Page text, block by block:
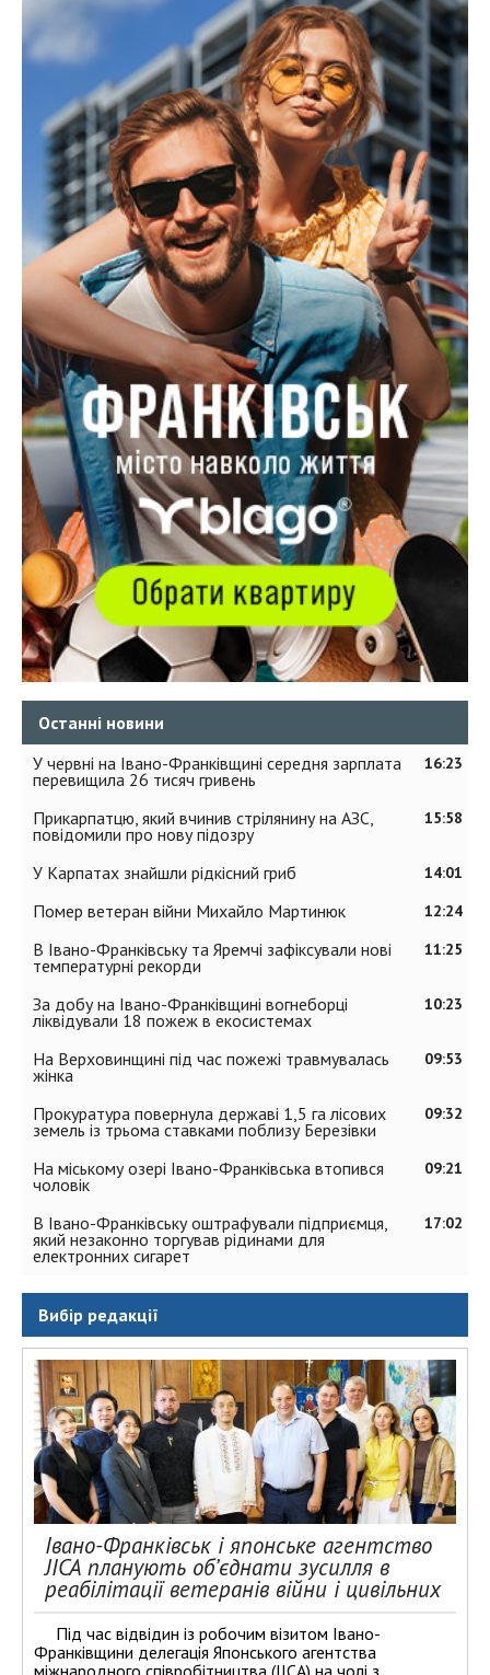
Останні новини
16:23
У червні на Івано-Франківщині середня зарплата
перевищила 26 тисяч гривень
15:58
Прикарпатцю, який вчинив стрілянину на АЗС,
повідомили про нову підозру
14:01
У Карпатах знайшли рідкісний гриб
12:24
Помер ветеран війни Михайло Мартинюк
11:25
В Івано-Франківську та Яремчі зафіксували нові
температурні рекорди
10:23
За добу на Івано-Франківщині вогнеборці
ліквідували 18 пожеж в екосистемах
09:53
На Верховинщині під час пожежі травмувалась
жінка
09:32
Прокуратура повернула державі 1,5 га лісових
земель із трьома ставками поблизу Березівки
09:21
На міському озері Івано-Франківська втопився
чоловік
17:02
В Івано-Франківську оштрафували підприємця,
який незаконно торгував рідинами для
електронних сигарет
Вибір редакції
Івано-Франківськ і японське агентство
JICA планують об’єднати зусилля в
реабілітації ветеранів війни і цивільних
Під час відвідин із робочим візитом Івано-
Франківщини делегація Японського агентства
міжнародного співробітництва (JICA) на чолі з